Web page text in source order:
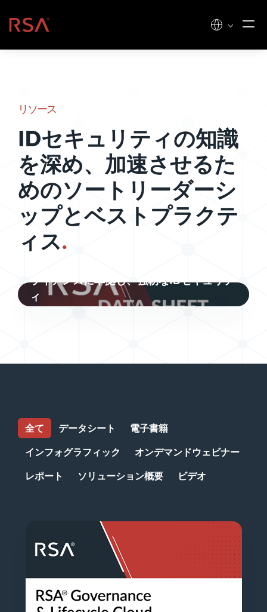
ホーム
リソース
IDセキュリティの知識
を深め、加速させるた
めのソートリーダーシ
ップとベストプラクテ
ィス.
ライアンスに準拠し、強靭なIDセキュリテ
ィ
全て データシート 電子書籍
インフォグラフィック オンデマンドウェビナー
レポート ソリューション概要 ビデオ